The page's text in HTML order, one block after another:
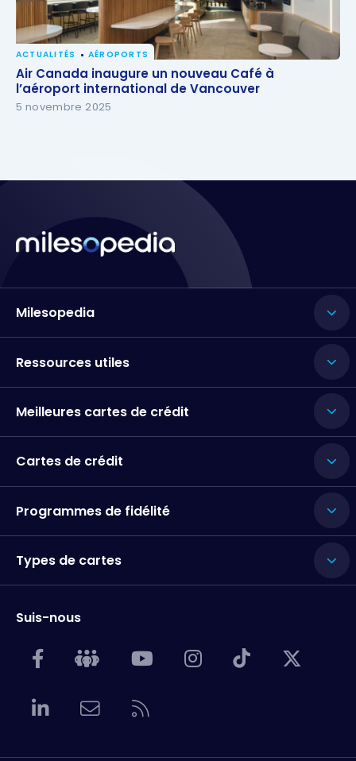
Air Canada inaugure un nouveau Café à l’aéroport
international de Vancouver
ACTUALITÉS AÉROPORTS
Air Canada inaugure un nouveau Café à
l’aéroport international de Vancouver
5 novembre 2025
Milesopedia
Ressources utiles
Meilleures cartes de crédit
Cartes de crédit
Programmes de fidélité
Types de cartes
Suis-nous